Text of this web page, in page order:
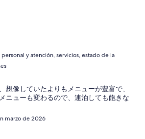
personal y atención, servicios, estado de la
想像していたよりもメニューが豊富で、
ニューも変わるので、連泊しても飽きな
marzo de 2026